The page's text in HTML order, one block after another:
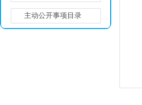
主动公开事项目录